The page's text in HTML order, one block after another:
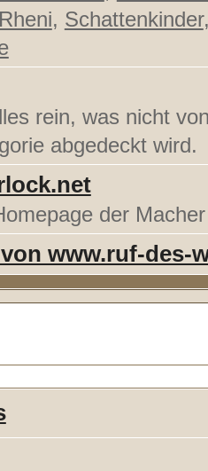
, Schattenkinder
rein, was nicht
abgedeckt wird.
der
www.ruf-des-